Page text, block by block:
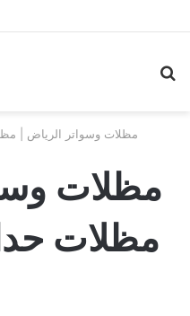
مظلات وسواتر الرياض |
مظلات
مظلات